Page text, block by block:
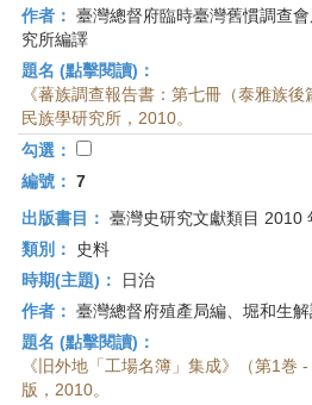
作者： 臺灣總督府臨時臺灣舊慣調查
究所編譯
題名 (點擊閱讀)：
《蕃族調查報告書：第七冊（泰雅族
民族學研究所，2010。
勾選：
編號： 7
出版書目： 臺灣史研究文獻類目 2010
類別：
史料
時期(主題)：
日治
作者： 臺灣總督府殖產局編、堀和生解
題名 (點擊閱讀)：
《旧外地「工場名簿」集成》（第1巻
版，2010。